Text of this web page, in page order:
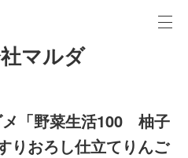
マルダ
「野菜生活100 柚子
りおろし仕立てりんご